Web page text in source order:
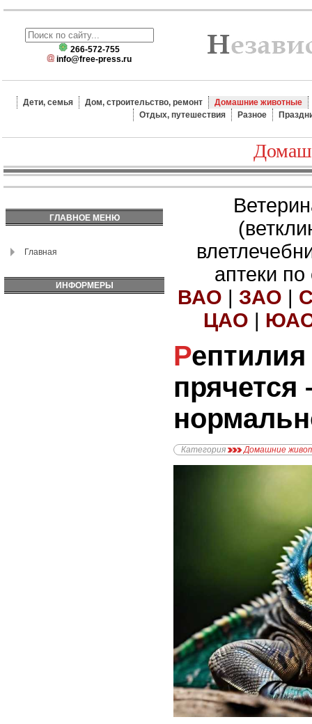
266-572-755
info@free-press.ru
Дети, семья Дом, строительство, ремонт
Домашние животные
Отдых, путешествия
Разное
ГЛАВНОЕ МЕНЮ
Главная
ИНФОРМЕРЫ
аптеки
ВАО | ЗАО |
ЦАО |
Рептилия постоянно
прячется
Категория Домашние